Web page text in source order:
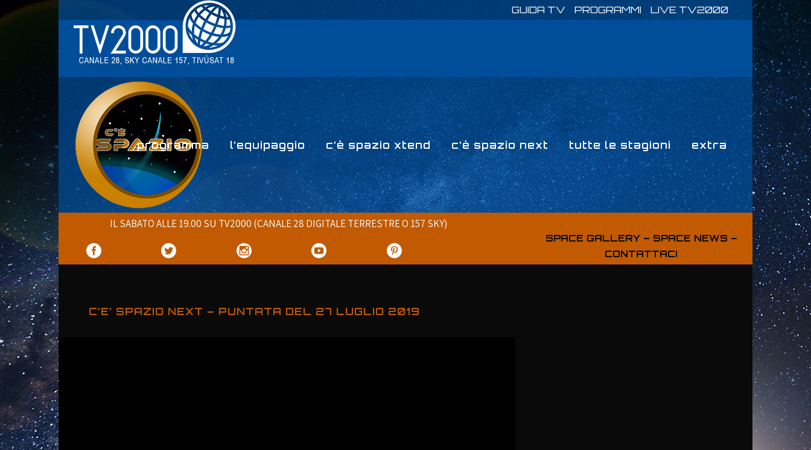
GUIDA TV PROGRAMMI LIVE TV2000
programma l’equipaggio c’è spazio xtend c’è spazio next tutte le stagioni extra
IL SABATO ALLE 19.00 SU TV2000 (CANALE 28 DIGITALE TERRESTRE O 157 SKY)
SPACE GALLERY – SPACE NEWS –
CONTATTACI
C’E’ SPAZIO NEXT – PUNTATA DEL 27 LUGLIO 2019